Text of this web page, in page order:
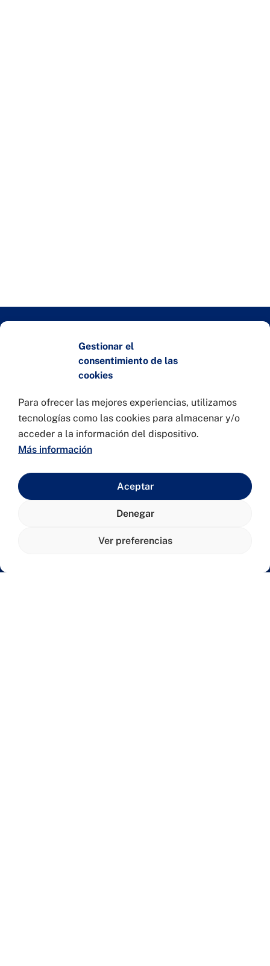
Gestionar el
consentimiento de las
cookies
Para ofrecer las mejores experiencias, utilizamos
tecnologías como las cookies para almacenar y/o
acceder a la información del dispositivo.
Más información
Aceptar
Denegar
Ver preferencias
Entidades colaboradoras
Únete a la comunidad